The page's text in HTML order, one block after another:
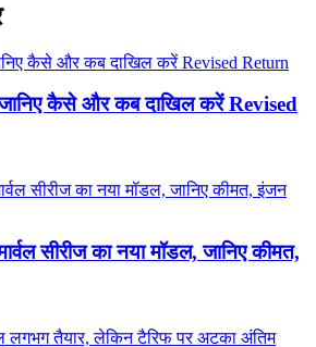
कैसे और कब दाखिल करें Revised
सीरीज का नया मॉडल, जानिए कीमत,